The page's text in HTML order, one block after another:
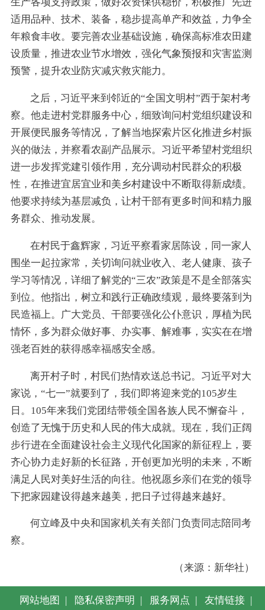
生产各项支持政策，做好农资保供稳价，积极推广先进
适用品种、技术、装备，稳步提高单产和效益，力争全
年粮食丰收。要完善农业基础设施，确保高标准农田建
设质量，推进农业节水增效，强化气象预报和灾害监测
预警，提升农业防灾减灾救灾能力。
之后，习近平来到邻近的“全国文明村”西于架村考
察。他走进村党群服务中心，细致询问村党组织建设和
开展便民服务等情况，了解当地探索片区化推进乡村振
兴的做法，并察看农副产品展示。习近平希望村党组织
进一步发挥党建引领作用，充分调动村民群众的积极
性，在推进宜居宜业和美乡村建设中不断取得新成绩。
他要求持续为基层减负，让村干部有更多时间和精力服
务群众、推动发展。
在村民于鑫辉家，习近平察看家居陈设，同一家人
围坐一起拉家常，关切询问就业收入、老人健康、孩子
学习等情况，详细了解党的“三农”政策是不是全部落实
到位。他指出，树立和践行正确政绩观，最终要落到为
民造福上。广大党员、干部要强化公仆意识，厚植为民
情怀，多为群众做好事、办实事、解难事，实实在在增
强老百姓的获得感幸福感安全感。
离开村子时，村民们热情欢送总书记。习近平对大
家说，“七一”就要到了，我们即将迎来党的105岁生
日。105年来我们党团结带领全国各族人民不懈奋斗，
创造了无愧于历史和人民的伟大成就。现在，我们正阔
步行进在全面建设社会主义现代化国家的新征程上，要
齐心协力走好新的长征路，开创更加光明的未来，不断
满足人民对美好生活的向往。他祝愿乡亲们在党的领导
下把家园建设得越来越美，把日子过得越来越好。
何立峰及中央和国家机关有关部门负责同志陪同考
察。
（来源：新华社）
网站地图 | 隐私保密声明 | 服务网点 | 友情链接 |